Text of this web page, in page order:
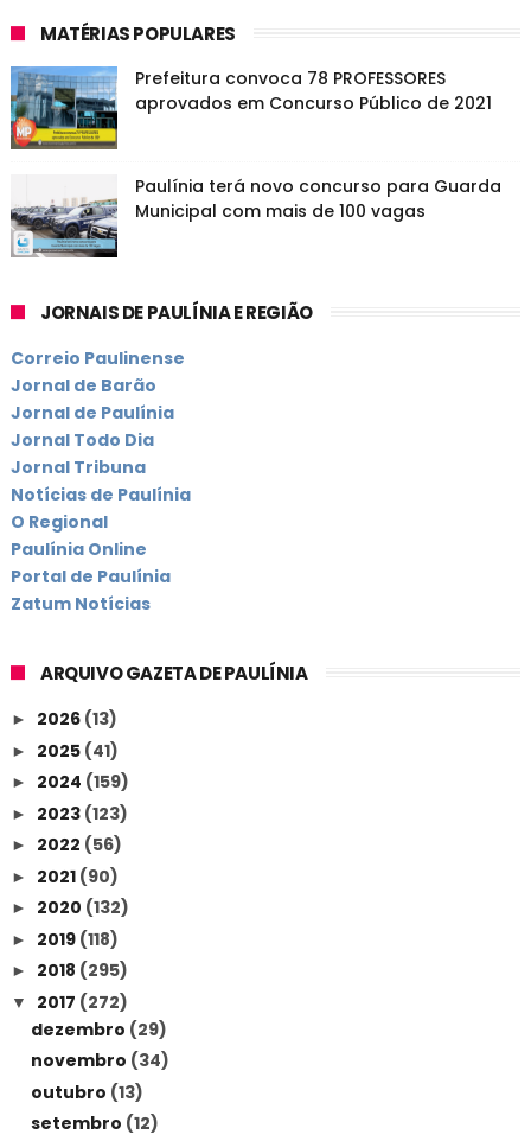
MATÉRIAS POPULARES
Prefeitura convoca 78 PROFESSORES
aprovados em Concurso Público de 2021
Paulínia terá novo concurso para Guarda
Municipal com mais de 100 vagas
JORNAIS DE PAULÍNIA E REGIÃO
Correio Paulinense
Jornal de Barão
Jornal de Paulínia
Jornal Todo Dia
Jornal Tribuna
Notícias de Paulínia
O Regional
Paulínia Online
Portal de Paulínia
Zatum Notícias
ARQUIVO GAZETA DE PAULÍNIA
► 2026 (13)
► 2025 (41)
► 2024 (159)
► 2023 (123)
► 2022 (56)
► 2021 (90)
► 2020 (132)
► 2019 (118)
► 2018 (295)
▼ 2017 (272)
dezembro (29)
novembro (34)
outubro (13)
setembro (12)